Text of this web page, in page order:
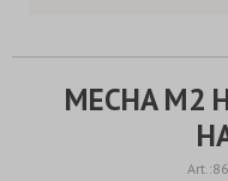
MECHA M2